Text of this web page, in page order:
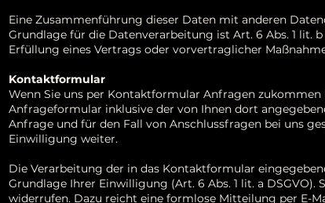
Eine Zusammenführung dieser Daten mit anderen
Grundlage für die Datenverarbeitung ist Art. 6 Abs. 1 lit.
Erfüllung eines Vertrags oder vorvertraglicher
Kontaktformular
Wenn Sie uns per Kontaktformular Anfragen zukommen
Anfrageformular inklusive der von Ihnen dort
Anfrage und für den Fall von Anschlussfragen bei uns
Einwilligung weiter.
Die Verarbeitung der in das Kontaktformular
Grundlage Ihrer Einwilligung (Art. 6 Abs. 1 lit. a
widerrufen. Dazu reicht eine formlose Mitteilung per E-